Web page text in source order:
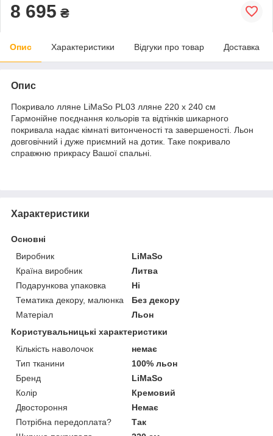
8 695 ₴
Опис Характеристики Відгуки про товар Доставка
Опис
Покривало лляне LiMaSo PL03 лляне 220 х 240 см
Гармонійне поєднання кольорів та відтінків шикарного
покривала надає кімнаті витонченості та завершеності. Льон
довговічний і дуже приємний на дотик. Таке покривало
справжню прикрасу Вашої спальні.
Характеристики
Основні
Виробник
LiMaSo
Країна виробник
Литва
Подарункова упаковка
Ні
Тематика декору, малюнка
Без декору
Матеріал
Льон
Користувальницькі характеристики
Кількість наволочок
немає
Тип тканини
100% льон
Бренд
LiMaSo
Колір
Кремовий
Двостороння
Немає
Потрібна передоплата?
Так